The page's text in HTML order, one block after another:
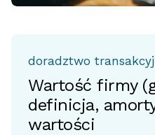
doradztwo
Wartość firmy
definicja,
wartości